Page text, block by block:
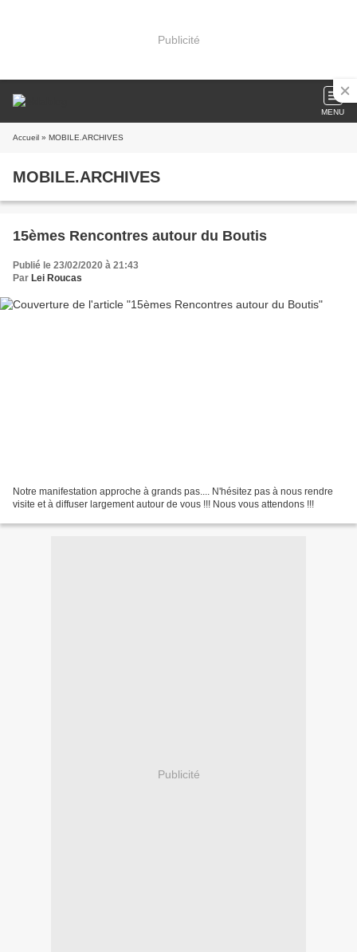
Publicité
MENU
Accueil » MOBILE.ARCHIVES
MOBILE.ARCHIVES
15èmes Rencontres autour du Boutis
Publié le 23/02/2020 à 21:43
Par Lei Roucas
Notre manifestation approche à grands pas.... N'hésitez pas à nous rendre
visite et à diffuser largement autour de vous !!! Nous vous attendons !!!
Publicité